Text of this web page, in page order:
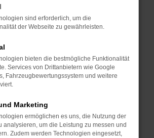
Seiten verhindern.
die Seite in einem anderen Browser
privaten Fenster?
helfen, vorübergehende
beheben.
dass dein Browser und dein
auf dem neuesten Stand sind.
sondern kann auch dazu führen,
Funktionen nicht mehr
sind erforderlich, um die
der Webseite zu gewährleisten.
bieten die bestmögliche Funktionalität
Services von Drittanbietern wie Google
Fahrzeugbewertungssystem und weitere
Marketing
ermöglichen es uns, die Nutzung der
analysieren, um die Leistung zu messen und
Zudem werden Technologien eingesetzt,